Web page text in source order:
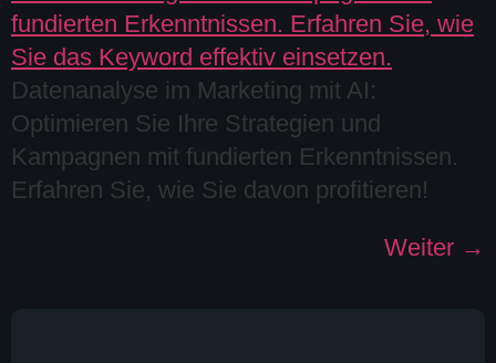
Datenanalyse im Marketing mit AI:
Optimieren Sie Ihre Strategien und
Kampagnen mit fundierten Erkenntnissen.
Erfahren Sie, wie Sie davon profitieren!
Weiter →